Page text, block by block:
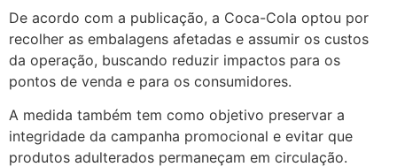
De acordo com a publicação, a Coca-Cola optou por
recolher as embalagens afetadas e assumir os custos
da operação, buscando reduzir impactos para os
pontos de venda e para os consumidores.
A medida também tem como objetivo preservar a
integridade da campanha promocional e evitar que
produtos adulterados permaneçam em circulação.